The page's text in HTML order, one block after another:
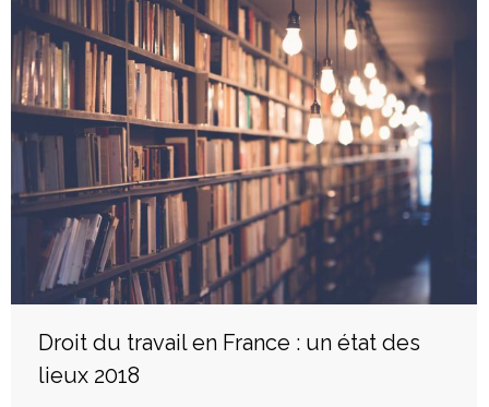
Droit du travail en France : un état des
lieux 2018